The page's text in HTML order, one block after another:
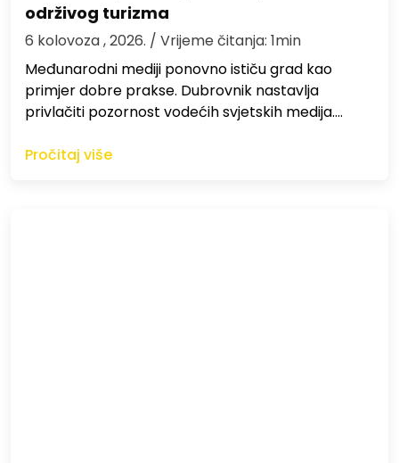
održivog turizma
6 kolovoza , 2026. / Vrijeme čitanja: 1min
Međunarodni mediji ponovno ističu grad kao
primjer dobre prakse. Dubrovnik nastavlja
privlačiti pozornost vodećih svjetskih medija.…
Pročitaj više